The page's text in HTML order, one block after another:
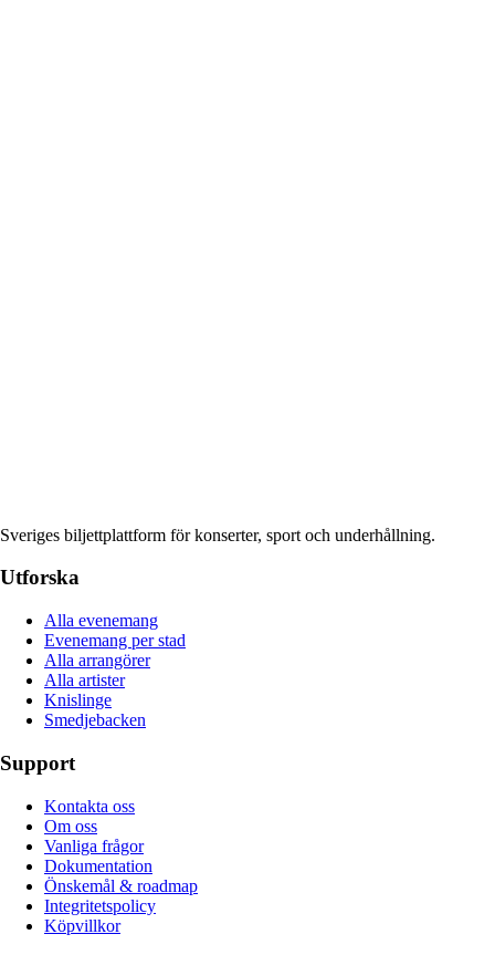
Sveriges biljettplattform för konserter, sport och underhållning.
Utforska
Alla evenemang
Evenemang per stad
Alla arrangörer
Alla artister
Knislinge
Smedjebacken
Support
Kontakta oss
Om oss
Vanliga frågor
Dokumentation
Önskemål & roadmap
Integritetspolicy
Köpvillkor